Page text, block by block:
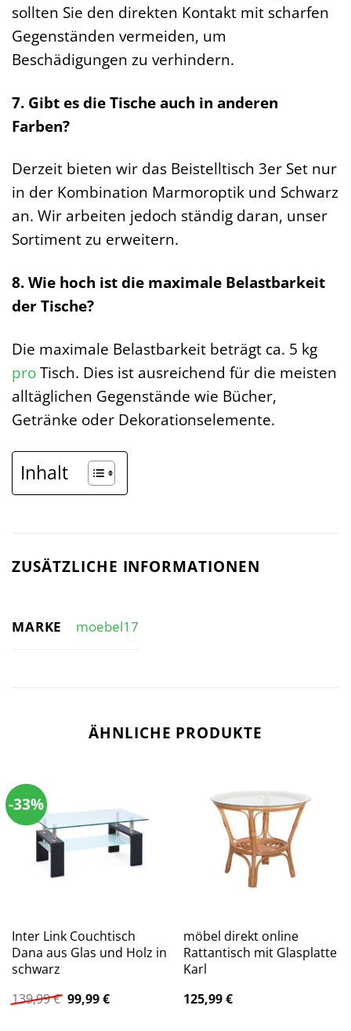
sollten Sie den direkten Kontakt mit scharfen
Gegenständen vermeiden, um
Beschädigungen zu verhindern.
7. Gibt es die Tische auch in anderen
Farben?
Derzeit bieten wir das Beistelltisch 3er Set nur
in der Kombination Marmoroptik und Schwarz
an. Wir arbeiten jedoch ständig daran, unser
Sortiment zu erweitern.
8. Wie hoch ist die maximale Belastbarkeit
der Tische?
Die maximale Belastbarkeit beträgt ca. 5 kg
proTisch. Dies ist ausreichend für die meisten
alltäglichen Gegenstände wie Bücher,
Getränke oder Dekorationselemente.
Inhalt
ZUSÄTZLICHE INFORMATIONEN
MARKE moebel17
ÄHNLICHE PRODUKTE
-33%
Inter Link Couchtisch
Dana aus Glas und Holz in
schwarz
139,99€ Ursprünglicher
Preis
99,99€Aktueller
möbel direkt online
Rattantisch mit Glasplatte
Karl
125,99€